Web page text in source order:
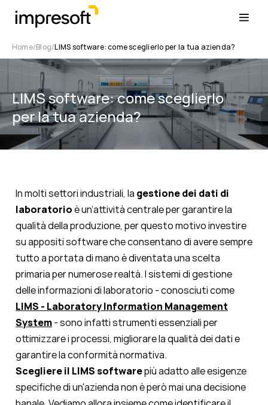
Home Blog LIMS software: come sceglierlo per la tua azienda?
LIMS software: come sceglierlo
per la tua azienda?
In molti settori industriali, la gestione dei dati di
laboratorioè un’attività centrale per garantire la
qualità della produzione, per questo motivo investire
su appositi software che consentano di avere sempre
tutto a portata di mano è diventata una scelta
primaria per numerose realtà. I sistemi di gestione
delle informazioni di laboratorio - conosciuti come
LIMS - Laboratory Information Management
System- sono infatti strumenti essenziali per
ottimizzare i processi, migliorare la qualità dei dati e
garantire la conformità normativa.
Scegliere il LIMS softwarepiù adatto alle esigenze
specifiche di un'azienda non è però mai una decisione